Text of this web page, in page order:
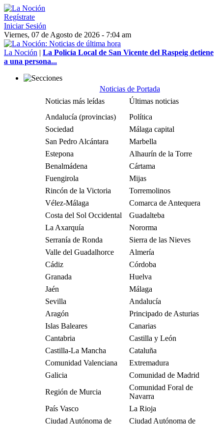
Regístrate
Iniciar Sesión
Viernes, 07 de Agosto de 2026 - 7:04 am
La Noción | La Policía Local de San Vicente del Raspeig detiene
a una persona...
Noticias de Portada
Noticias más leídas
Últimas noticias
Andalucía (provincias)
Política
Sociedad
Málaga capital
San Pedro Alcántara
Marbella
Estepona
Alhaurín de la Torre
Benalmádena
Cártama
Fuengirola
Mijas
Rincón de la Victoria
Torremolinos
Vélez-Málaga
Comarca de Antequera
Costa del Sol Occidental
Guadalteba
La Axarquía
Nororma
Serranía de Ronda
Sierra de las Nieves
Valle del Guadalhorce
Almería
Cádiz
Córdoba
Granada
Huelva
Jaén
Málaga
Sevilla
Andalucía
Aragón
Principado de Asturias
Islas Baleares
Canarias
Cantabria
Castilla y León
Castilla-La Mancha
Cataluña
Comunidad Valenciana
Extremadura
Galicia
Comunidad de Madrid
Región de Murcia
Comunidad Foral de
Navarra
País Vasco
La Rioja
Ciudad Autónoma de
Ciudad Autónoma de